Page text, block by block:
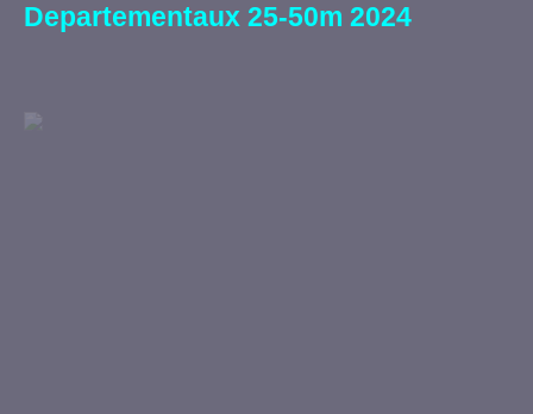
Departementaux 25-50m 2024